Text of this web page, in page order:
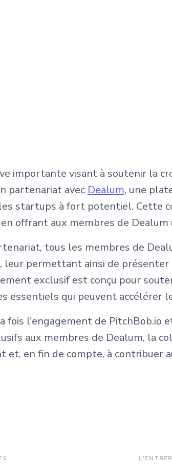
importante visant à soutenir la
partenariat avec Dealum, une
startups à fort potentiel. Cette
offrant aux membres de Dealum
tous les membres de
leur permettant ainsi de
exclusif est conçu pour
essentiels qui peuvent accélérer
fois l'engagement de
aux membres de Dealum, la
et, en fin de compte, à